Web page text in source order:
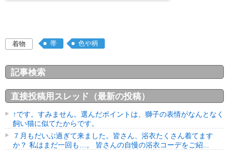
着物 帯 色や柄
記事検索
直接投稿用スレッド（最新の投稿）
↑です。すみません。選んだポイントは、獅子の表情がなんとなく
飼い猫に似てたからです。
７月もだいぶ過ぎて来ました。皆さん、浴衣たくさん着てます
か？ 私はまだ一回も…。 皆さんの自慢の浴衣コーデをご紹...